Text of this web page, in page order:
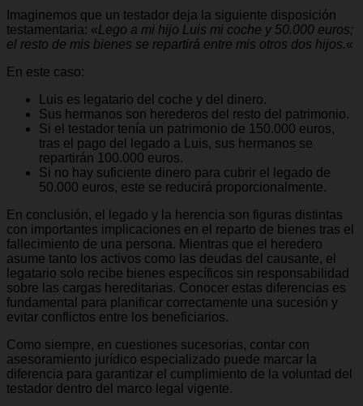
Imaginemos que un testador deja la siguiente disposición
testamentaria: «Lego a mi hijo Luis mi coche y 50.000 euros;
el resto de mis bienes se repartirá entre mis otros dos hijos.«
En este caso:
Luis es legatario del coche y del dinero.
Sus hermanos son herederos del resto del patrimonio.
Si el testador tenía un patrimonio de 150.000 euros,
tras el pago del legado a Luis, sus hermanos se
repartirán 100.000 euros.
Si no hay suficiente dinero para cubrir el legado de
50.000 euros, este se reducirá proporcionalmente.
En conclusión, el legado y la herencia son figuras distintas
con importantes implicaciones en el reparto de bienes tras el
fallecimiento de una persona. Mientras que el heredero
asume tanto los activos como las deudas del causante, el
legatario solo recibe bienes específicos sin responsabilidad
sobre las cargas hereditarias. Conocer estas diferencias es
fundamental para planificar correctamente una sucesión y
evitar conflictos entre los beneficiarios.
Como siempre, en cuestiones sucesorias, contar con
asesoramiento jurídico especializado puede marcar la
diferencia para garantizar el cumplimiento de la voluntad del
testador dentro del marco legal vigente.